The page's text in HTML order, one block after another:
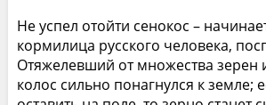
Не успел отойти сенокос –
кормилица русского человека,
Отяжелевший от множества зерен
колос сильно понагнулся к земле;